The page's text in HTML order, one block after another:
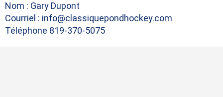
Nom : Gary Dupont
Courriel : info@classiquepondhockey.com
Téléphone 819-370-5075